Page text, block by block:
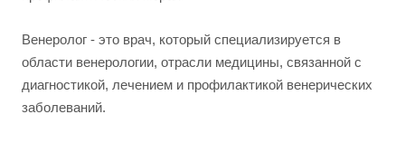
Венеролог - это врач, который специализируется в
области венерологии, отрасли медицины, связанной с
диагностикой, лечением и профилактикой венерических
заболеваний.